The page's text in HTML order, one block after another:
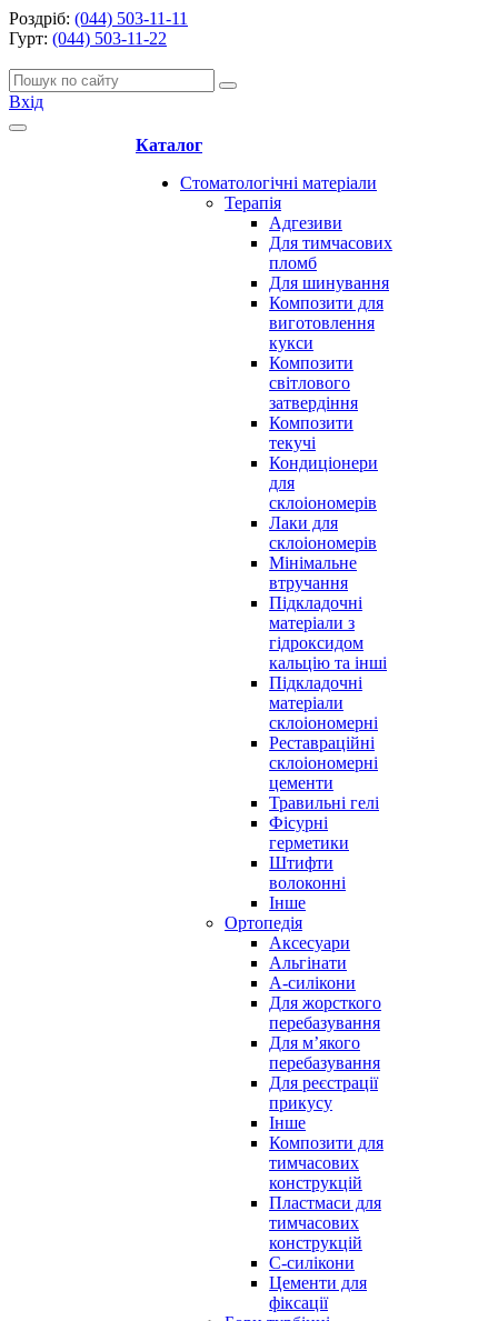
Роздріб: (044) 503-11-11
Гурт: (044) 503-11-22
Вхід
Каталог
Стоматологічні матеріали
Терапія
Адгезиви
Для тимчасових
пломб
Для шинування
Композити для
виготовлення
кукси
Композити
світлового
затвердіння
Композити
текучі
Кондиціонери
для
склоіономерів
Лаки для
склоіономерів
Мінімальне
втручання
Підкладочні
матеріали з
гідроксидом
кальцію та інші
Підкладочні
матеріали
склоіономерні
Реставраційні
склоіономерні
цементи
Травильні гелі
Фісурні
герметики
Штифти
волоконні
Інше
Ортопедія
Аксесуари
Альгінати
А-силікони
Для жорсткого
перебазування
Для м’якого
перебазування
Для реєстрації
прикусу
Інше
Композити для
тимчасових
конструкцій
Пластмаси для
тимчасових
конструкцій
С-силікони
Цементи для
фіксації